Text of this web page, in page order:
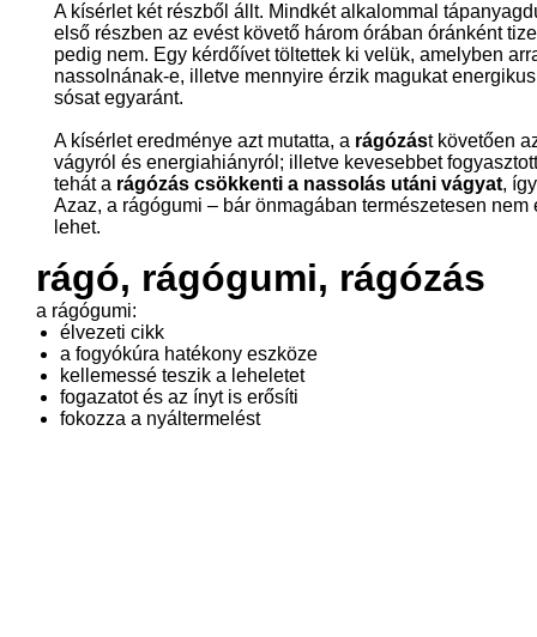
A kísérlet két részből állt. Mindkét alkalommal
első részben az evést követő három órában óránként
pedig nem. Egy kérdőívet töltettek ki velük, amelyben
nassolnának-e, illetve mennyire érzik magukat
sósat egyaránt.
A kísérlet eredménye azt mutatta, a rágózást követően
vágyról és energiahiányról; illetve kevesebbet
tehát a rágózás csökkenti a nassolás utáni vágyat,
Azaz, a rágógumi – bár önmagában természetesen
lehet.
rágó, rágógumi, rágózás
a rágógumi:
élvezeti cikk
a fogyókúra hatékony eszköze
kellemessé teszik a leheletet
fogazatot és az ínyt is erősíti
fokozza a nyáltermelést